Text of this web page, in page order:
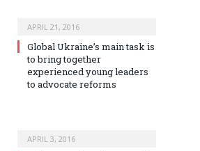
APRIL 21, 2016
Global Ukraine’s main task is
to bring together
experienced young leaders
to advocate reforms
APRIL 3, 2016